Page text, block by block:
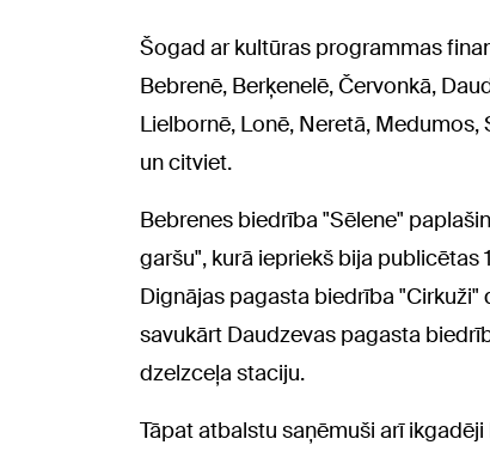
Šogad ar kultūras programmas
Bebrenē, Berķenelē, Červonkā,
Lielbornē, Lonē, Neretā, Medumos,
un citviet.
Bebrenes biedrība "Sēlene"
garšu", kurā iepriekš bija
Dignājas pagasta biedrība
savukārt Daudzevas pagasta
dzelzceļa staciju.
Tāpat atbalstu saņēmuši arī